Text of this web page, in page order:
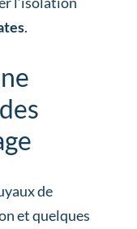
.
de
et quelques